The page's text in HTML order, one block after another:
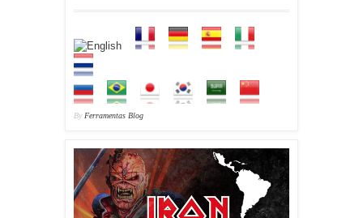
By Ferramentas Blog